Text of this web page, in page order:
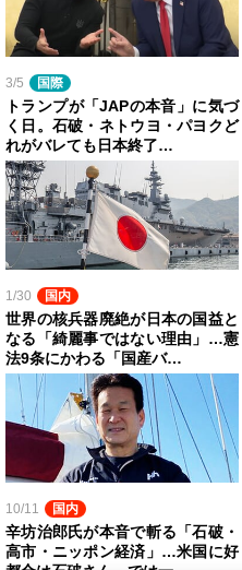
3/5 国際
トランプが「JAPの本音」に気づ
く日。石破・ネトウヨ・パヨクど
れがバレても日本終了…
1/30 国内
世界の核兵器廃絶が日本の国益と
なる「綺麗事ではない理由」…憲
法9条にかわる「国産バ…
10/11 国内
辛坊治郎氏が本音で斬る「石破・
高市・ニッポン経済」…米国に好